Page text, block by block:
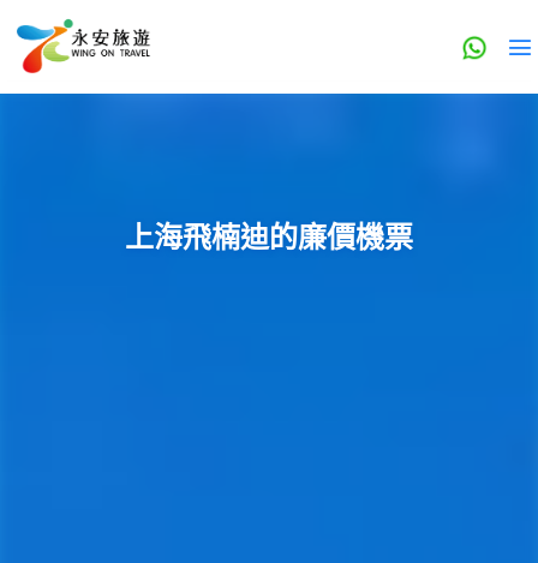
上海飛楠迪的廉價機票